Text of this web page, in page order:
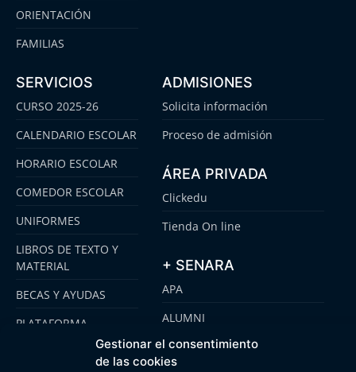
Gestionar el consentimiento
de las cookies
ORIENTACIÓN
FAMILIAS
SERVICIOS
CURSO 2025-26
CALENDARIO ESCOLAR
HORARIO ESCOLAR
COMEDOR ESCOLAR
UNIFORMES
LIBROS DE TEXTO Y
MATERIAL
BECAS Y AYUDAS
PLATAFORMA
EMOOTI COLEGIOS
ADMISIONES
Solicita información
Proceso de admisión
ÁREA PRIVADA
Clickedu
Tienda On line
+ SENARA
APA
ALUMNI
SENARA SENIOR